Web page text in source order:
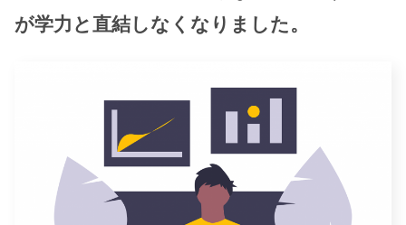
が学力と直結しなくなりました。